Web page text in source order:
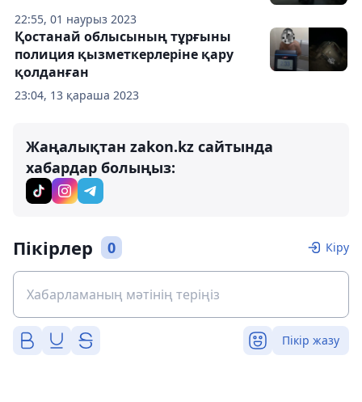
22:55, 01 наурыз 2023
23:04, 13 қараша 2023
Қостанай облысының тұрғыны
полиция қызметкерлеріне қару
қолданған
Жаңалықтан zakon.kz сайтында
хабардар болыңыз:
Пікірлер 0 Кіру
Пікір жазу